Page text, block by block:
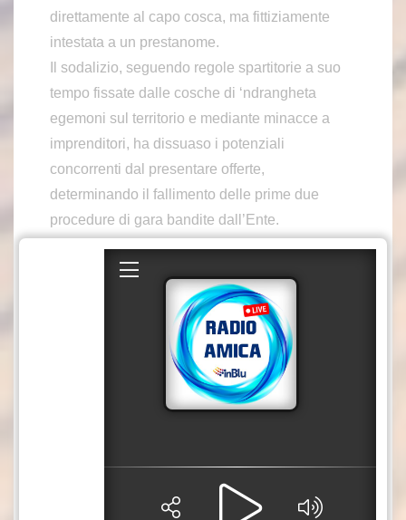
direttamente al capo cosca, ma fittiziamente
intestata a un prestanome.
Il sodalizio, seguendo regole spartitorie a suo
tempo fissate dalle cosche di ‘ndrangheta
egemoni sul territorio e mediante minacce a
imprenditori, ha dissuaso i potenziali
concorrenti dal presentare offerte,
determinando il fallimento delle prime due
procedure di gara bandite dall’Ente.
L’aggiudicazione formale dell’appalto è stata
quindi pilotata, al terzo bando di gara, in favore
della ditta individuale chiaramente riconducibile
al capo cosca, dove ha partecipato solamente
un’azienda boschiva compiacente, la quale
avrebbe concordato la presentazione
dell’offerta direttamente con l’organizzazione
risultano acquisiti gravi elementi indiziari che